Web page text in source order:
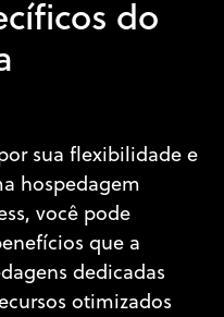
do
sua flexibilidade e
hospedagem
você pode
que a
dedicadas
otimizados